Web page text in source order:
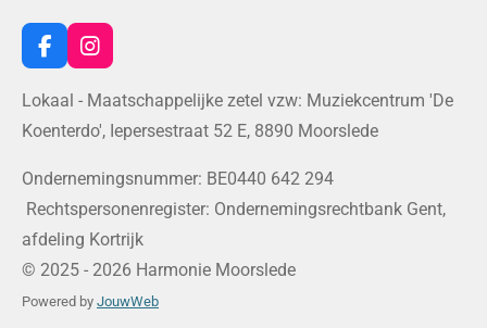
F
a
c
b
o
I
n
s
a
r
m
Lokaal - Maatschappelijke zetel vzw: Muziekcentrum 'De
Koenterdo', Iepersestraat 52 E, 8890 Moorslede
Ondernemingsnummer: BE0440 642 294
Rechtspersonenregister: Ondernemingsrechtbank Gent,
afdeling Kortrijk
© 2025 - 2026 Harmonie Moorslede
Powered by JouwWeb